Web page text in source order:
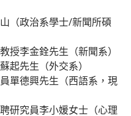
（政治系學士/新聞所碩
授李金銓先生（新聞系）
起先生（外交系）
單德興先生（西語系，現
研究員李小媛女士（心理